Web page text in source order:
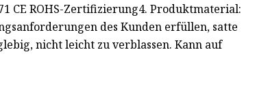
CE ROHS-Zertifizierung4. Produktmaterial:
des Kunden erfüllen, satte
nicht leicht zu verblassen. Kann auf